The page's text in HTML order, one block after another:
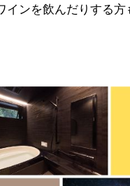
インを飲んだりする方